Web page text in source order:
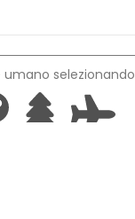
umano selezionando